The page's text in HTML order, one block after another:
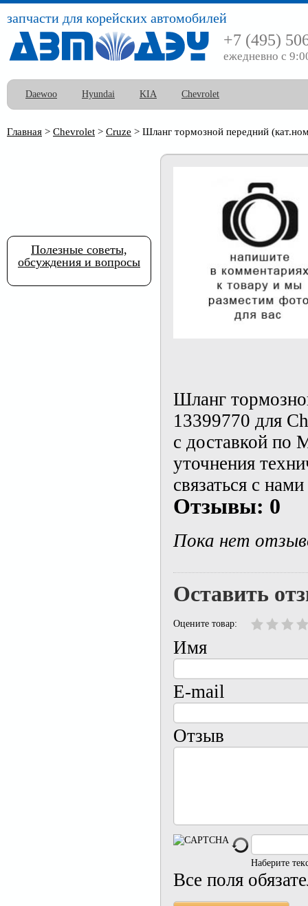
запчасти для корейских автомобилей
+7 (495)
ежедневно с
Daewoo Hyundai KIA Chevrolet
Главная > Chevrolet > Cruze > Шланг тормозной передний
Шланг
13399770 для
с доставкой по
уточнения
связаться с
Отзывы: 0
Пока нет
Оставить
Оцените товар:
Имя
E-mail
Отзыв
Наберите
Все поля
Полезные советы,
обсуждения и вопросы